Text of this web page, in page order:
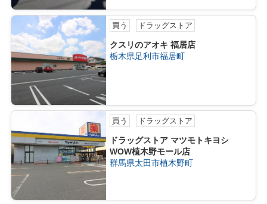
買う ドラッグストア
クスリのアオキ 福居店
栃木県足利市福居町
買う ドラッグストア
ドラッグストア マツモトキヨシ
WOW植木野モール店
群馬県太田市植木野町